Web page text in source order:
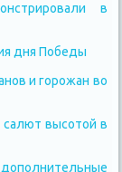
в
дня Победы
и горожан во
салют высотой в